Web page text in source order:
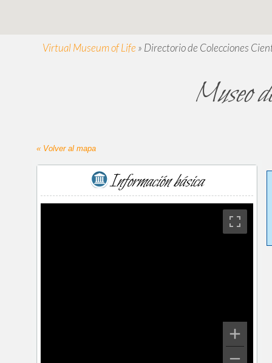
Virtual Museum of Life » Directorio de Colecciones
Museo
« Volver al mapa
Información básica